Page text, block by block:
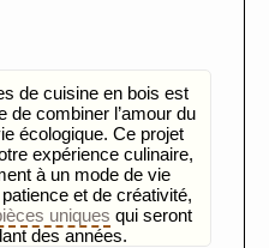
de cuisine en bois est
de combiner l’amour du
écologique. Ce projet
expérience culinaire,
à un mode de vie
et de créativité,
uniques qui seront
des années.